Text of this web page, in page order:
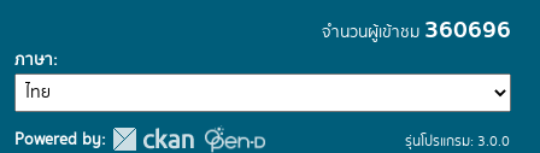
จำนวนผู้เข้าชม 360696
ภาษา
Powered by:
รุ่นโปรแกรม: 3.0.0